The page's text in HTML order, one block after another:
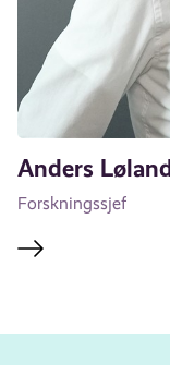
Anders Løland
Forskningssjef